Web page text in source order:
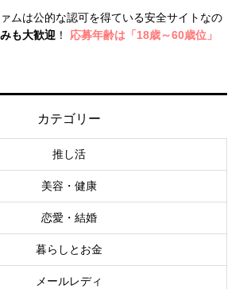
ムは公的な認可を得ている安全サイトなの
も大歓迎！ 応募年齢は「18歳～60歳位」
カテゴリー
推し活
美容・健康
恋愛・結婚
暮らしとお金
メールレディ